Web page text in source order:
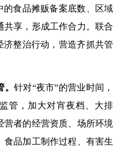
的食品摊贩备案底数、区域
共享，形成工作合力。联合
济整治行动，营造齐抓共管
。针对“夜市”的营业时间，
管，加大对宵夜档、大排
营者的经营资质、场所环境
食品加工制作过程、有害生